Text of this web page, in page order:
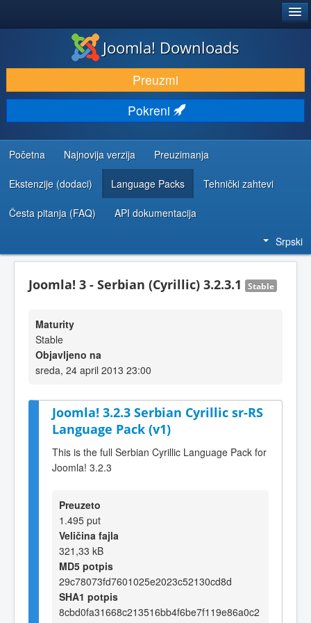
PREUZIMANJE I PROŠIRENJA (EKSTENZIJE)
OTKRIJTE I NAUČITE
ZAJEDNICA I PODRŠKA
RESURSI ZA RAZVOJ
Joomla! Downloads
Preuzmi
Pokreni
Početna Najnovija verzija Preuzimanja
Ekstenzije (dodaci) Language Packs Tehnički zahtevi
Česta pitanja (FAQ) API dokumentacija
Srpski
Joomla! 3 - Serbian (Cyrillic) 3.2.3.1 Stable
Maturity
Stable
Objavljeno na
sreda, 24 april 2013 23:00
Joomla! 3.2.3 Serbian Cyrillic sr-RS
Language Pack (v1)
This is the full Serbian Cyrillic Language Pack for
Joomla! 3.2.3
Preuzeto
1.495 put
Veličina fajla
321,33 kB
MD5 potpis
29c78073fd7601025e2023c52130cd8d
SHA1 potpis
8cbd0fa31668c213516bb4f6be7f119e86a0c2